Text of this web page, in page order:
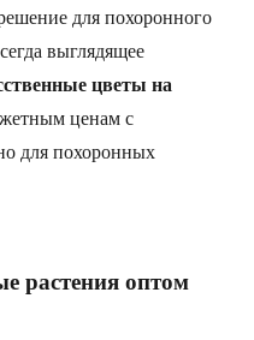
для похоронного
выглядящее
цветы на
ценам с
для похоронных
растения оптом